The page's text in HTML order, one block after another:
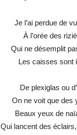
Je l’ai perdue de
À l’orée des
Qui ne désemplit
Les caisses sont
De plexiglas ou
On ne voit que des
Beaux yeux de
Qui lancent des